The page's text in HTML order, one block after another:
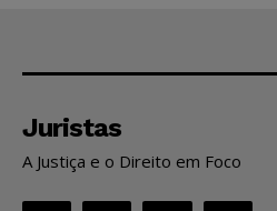
Juristas
A Justiça e o Direito em Foco